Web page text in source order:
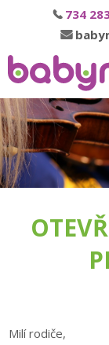
734
Milí rodiče,